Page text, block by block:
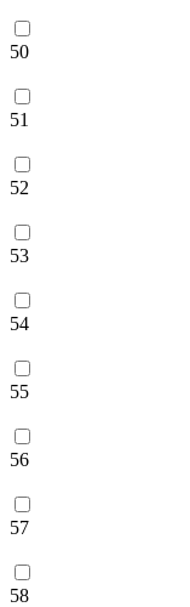
50
51
52
53
54
55
56
57
58